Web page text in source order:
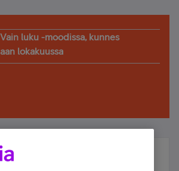
luku -moodissa, kunnes
lokakuussa
– osallistu ja voita!